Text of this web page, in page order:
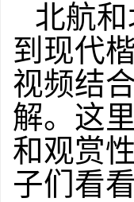
北航
到现代
视频结
解。这
和观赏
子们看看